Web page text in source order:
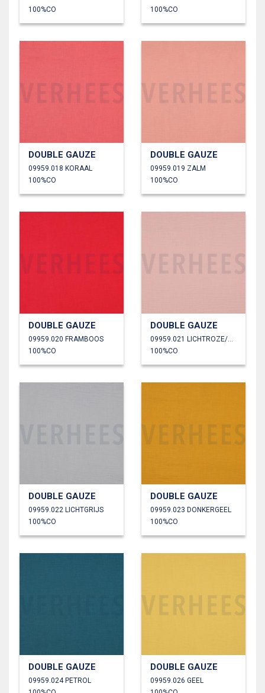
100%CO
100%CO
DOUBLE GAUZE
09959.018 KORAAL
100%CO
DOUBLE GAUZE
09959.019 ZALM
100%CO
DOUBLE GAUZE
09959.020 FRAMBOOS
100%CO
DOUBLE GAUZE
09959.021 LICHTROZE/OUDROZE
100%CO
DOUBLE GAUZE
09959.022 LICHTGRIJS
100%CO
DOUBLE GAUZE
09959.023 DONKERGEEL
100%CO
DOUBLE GAUZE
09959.024 PETROL
DOUBLE GAUZE
09959.026 GEEL